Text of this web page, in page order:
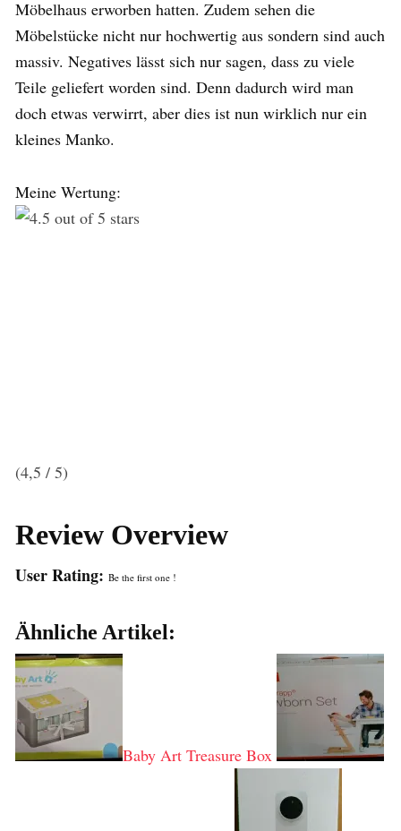
Möbelhaus erworben hatten. Zudem sehen die
Möbelstücke nicht nur hochwertig aus sondern sind auch
massiv. Negatives lässt sich nur sagen, dass zu viele
Teile geliefert worden sind. Denn dadurch wird man
doch etwas verwirrt, aber dies ist nun wirklich nur ein
kleines Manko.
Meine Wertung:
(4,5 / 5)
Review Overview
User Rating: Be the first one !
Ähnliche Artikel:
Baby Art Treasure Box